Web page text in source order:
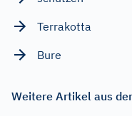
Terrakotta
Bure
Weitere Artikel aus